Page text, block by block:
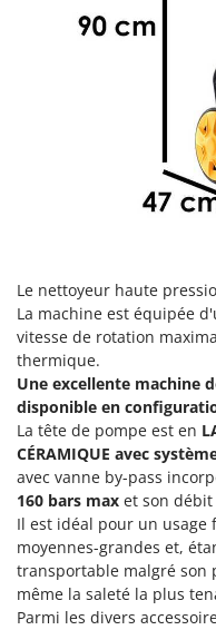
Groupes
Gyrobroyeurs à
Haches - Cognées
Hachoirs à viande
Herses à Dents
Herses Rotatives
Lames niveleuses
Lave-vitres
Lieuses
M
Machines à pâtes
Machines pour la
Machines sous vide
Motobineuses
Motoculteurs
Energy Gruppi
Eschenfelder
EuroMech
Eurosystems
F
FAC
Fama Industrie
Famag
Famur
FARMER
FBC
Ferrari Group
Le nettoyeur haute
La machine est équipée
vitesse de rotation
thermique.
Une excellente machine
disponible en
La tête de pompe est en
CÉRAMIQUE avec
avec vanne by-pass
160 bars max et son débit
Il est idéal pour un
moyennes-grandes et,
transportable malgré son
même la saleté la plus
Parmi les divers